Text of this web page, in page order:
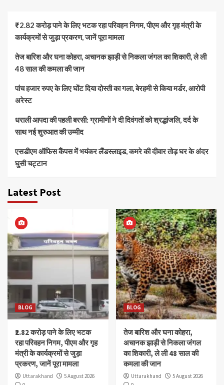
₹2.82 करोड़ पाने के लिए भटक रहा परिवहन निगम, पीएम और गृह मंत्री के
कार्यक्रमों से जुड़ा प्रकरण, जानें पूरा मामला
तेज बारिश और घना कोहरा, अचानक झाड़ी से निकला जंगल का शिकारी, ले ली
48 साल की कमला की जान
पांच हजार रुपए के लिए घोंट दिया दोस्ती का गला, बेरहमी से किया मर्डर, आरोपी
अरेस्ट
धराली आपदा की पहली बरसी: ग्रामीणों ने दी दिवंगतों को श्रद्धांजलि, दर्द के
साथ नई शुरुआत की उम्मीद
एसडीएम ऑफिस कैंपस में भयंकर लैंडस्लाइड, कमरे की दीवार तोड़ घर के अंदर
घुसी चट्टान
Latest Post
BLOG
₹2.82 करोड़ पाने के लिए भटक
रहा परिवहन निगम, पीएम और गृह
मंत्री के कार्यक्रमों से जुड़ा
प्रकरण, जानें पूरा मामला
Uttarakhand
5 August 2026
BLOG
तेज बारिश और घना कोहरा,
अचानक झाड़ी से निकला जंगल
का शिकारी, ले ली 48 साल की
कमला की जान
Uttarakhand
5 August 2026